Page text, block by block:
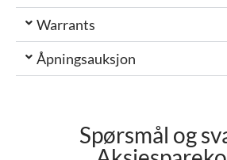
Warrants
Åpningsauksjon
Spørsmål og